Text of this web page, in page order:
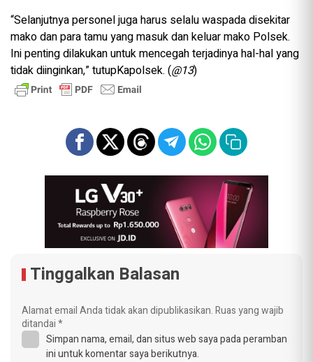
“Selanjutnya personel juga harus selalu waspada disekitar
mako dan para tamu yang masuk dan keluar mako Polsek.
Ini penting dilakukan untuk mencegah terjadinya hal-hal yang
tidak diinginkan,” tutupKapolsek. (@13)
Tinggalkan Balasan
Alamat email Anda tidak akan dipublikasikan.Ruas yang wajib
ditandai*
Simpan nama, email, dan situs web saya pada peramban
ini untuk komentar saya berikutnya.